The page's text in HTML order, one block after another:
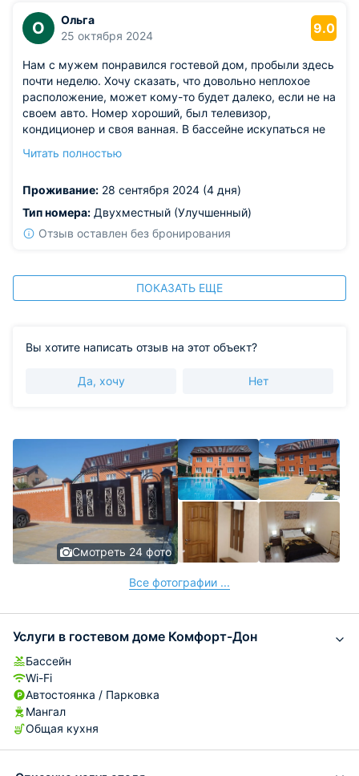
О
Ольга
25 октября 2024
9.0
Нам с мужем понравился гостевой дом, пробыли здесь
почти неделю. Хочу сказать, что довольно неплохое
расположение, может кому-то будет далеко, если не на
своем авто. Номер хороший, был телевизор,
кондиционер и своя ванная. В бассейне искупаться не
Из недостатков: полотенца были нечистыми, мебель
Читать полностью
Проживание: 28 сентября 2024 (4 дня)
Тип номера: Двухместный (Улучшенный)
Отзыв оставлен без бронирования
ПОКАЗАТЬ ЕЩЕ
Вы хотите написать отзыв на этот объект?
Да, хочу Нет
Смотреть 24 фото
Все фотографии ...
Услуги в гостевом доме Комфорт-Дон
Бассейн
Wi-Fi
Автостоянка / Парковка
Мангал
Общая кухня